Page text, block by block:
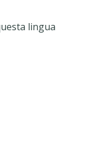
lingua